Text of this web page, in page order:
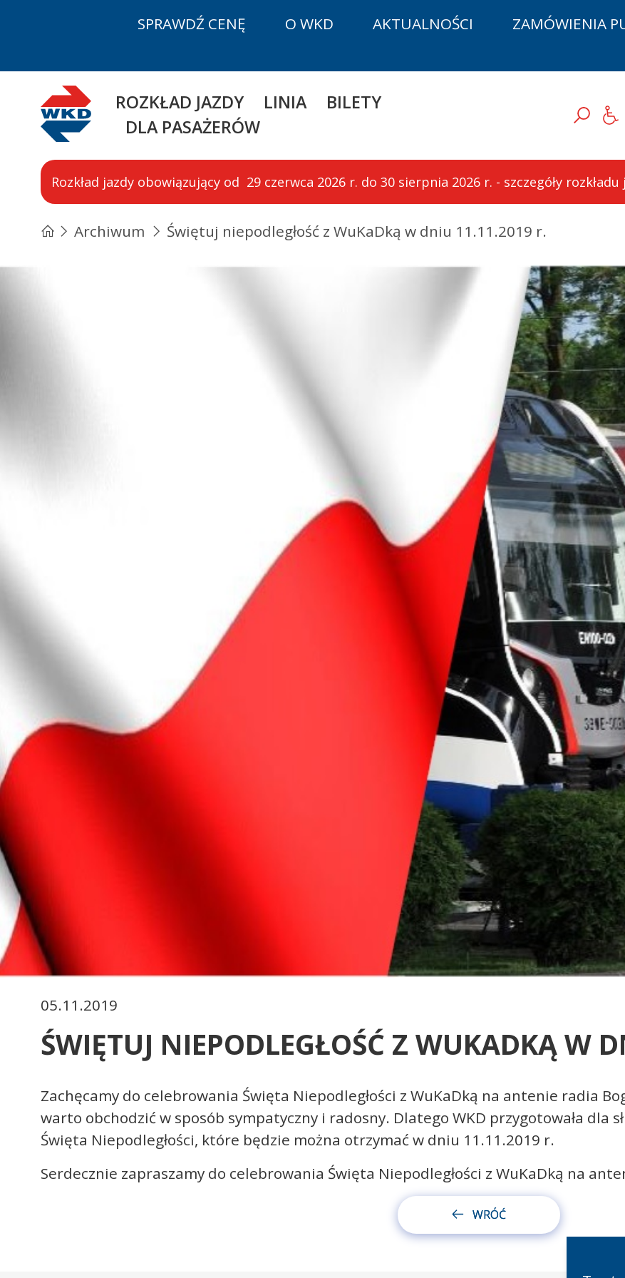
SPRAWDŹ CENĘ O WKD AKTUALNOŚCI ZAMÓWIENIA
WKDROZKŁAD JAZDY LINIA
BILETY
DLA PASAŻERÓW
Szukaj
Rozkład jazdy obowiązujący od 29 czerwca 2026 r. do 30 sierpnia 2026 r. - szczegóły rozkładu
Archiwum Świętuj niepodległość z WuKaDką w dniu 11.11.2019 r.
05.11.2019
ŚWIĘTUJ NIEPODLEGŁOŚĆ Z WUKADKĄ W
Zachęcamy do celebrowania Święta Niepodległości z WuKaDką na antenie radia
warto obchodzić w sposób sympatyczny i radosny. Dlatego WKD przygotowała dla
Święta Niepodległości, które będzie można otrzymać w dniu 11.11.2019 r.
Serdecznie zapraszamy do celebrowania Święta Niepodległości z WuKaDką na
WRÓĆ